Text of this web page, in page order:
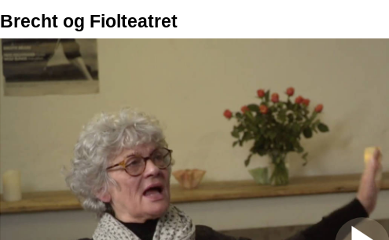
Brecht og Fiolteatret